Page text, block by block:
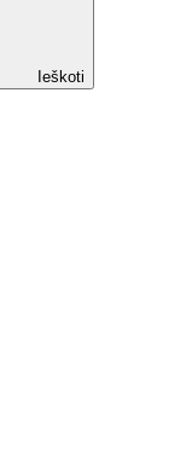
Ieškoti